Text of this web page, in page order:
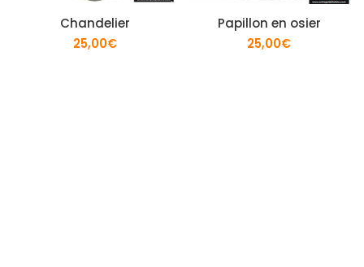
Chandelier
25,00€
Papillon en osier
25,00€